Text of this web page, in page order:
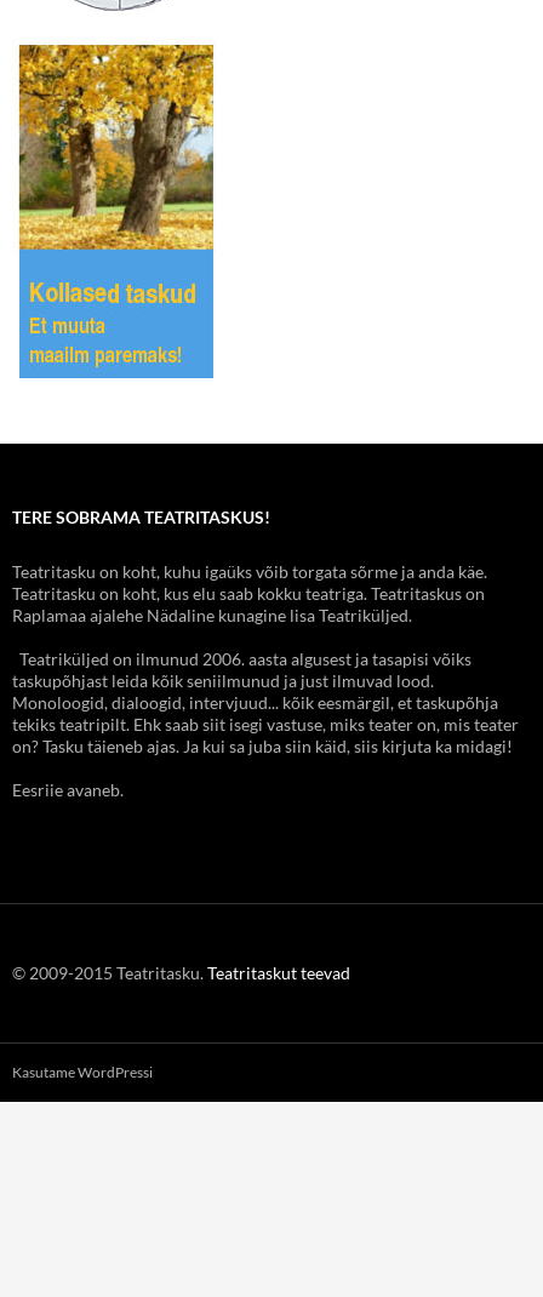
TERE SOBRAMA TEATRITASKUS!
Teatritasku on koht, kuhu igaüks võib torgata sõrme ja anda käe.
Teatritasku on koht, kus elu saab kokku teatriga. Teatritaskus on
Raplamaa ajalehe Nädaline kunagine lisa Teatriküljed.
Teatriküljed on ilmunud 2006. aasta algusest ja tasapisi võiks
taskupõhjast leida kõik seniilmunud ja just ilmuvad lood.
Monoloogid, dialoogid, intervjuud... kõik eesmärgil, et taskupõhja
tekiks teatripilt. Ehk saab siit isegi vastuse, miks teater on, mis teater
on? Tasku täieneb ajas. Ja kui sa juba siin käid, siis kirjuta ka midagi!
Eesriie avaneb.
© 2009-2015 Teatritasku.Teatritaskut teevad
Kasutame WordPressi